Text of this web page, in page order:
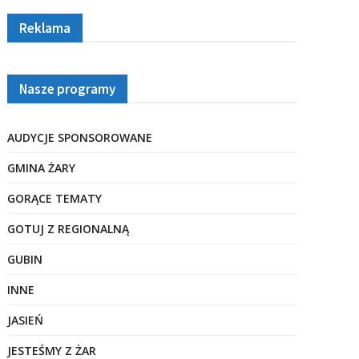
Reklama
Nasze programy
AUDYCJE SPONSOROWANE
GMINA ŻARY
GORĄCE TEMATY
GOTUJ Z REGIONALNĄ
GUBIN
INNE
JASIEŃ
JESTEŚMY Z ŻAR